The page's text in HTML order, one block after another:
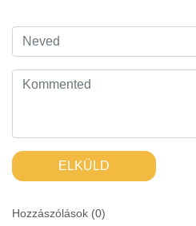
ELKÜLD
Hozzászólások (0)